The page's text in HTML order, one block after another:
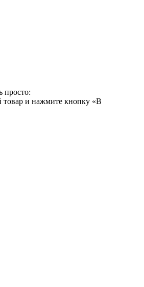
просто:
товар и нажмите кнопку «В